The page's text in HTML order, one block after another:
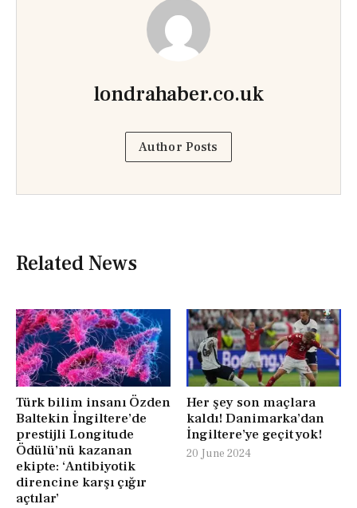
londrahaber.co.uk
Author Posts
Related News
Türk bilim insanı Özden
Baltekin İngiltere’de
prestijli Longitude
Ödülü’nü kazanan
ekipte: ‘Antibiyotik
direncine karşı çığır
açtılar’
Her şey son maçlara
kaldı! Danimarka’dan
İngiltere’ye geçit yok!
20 June 2024